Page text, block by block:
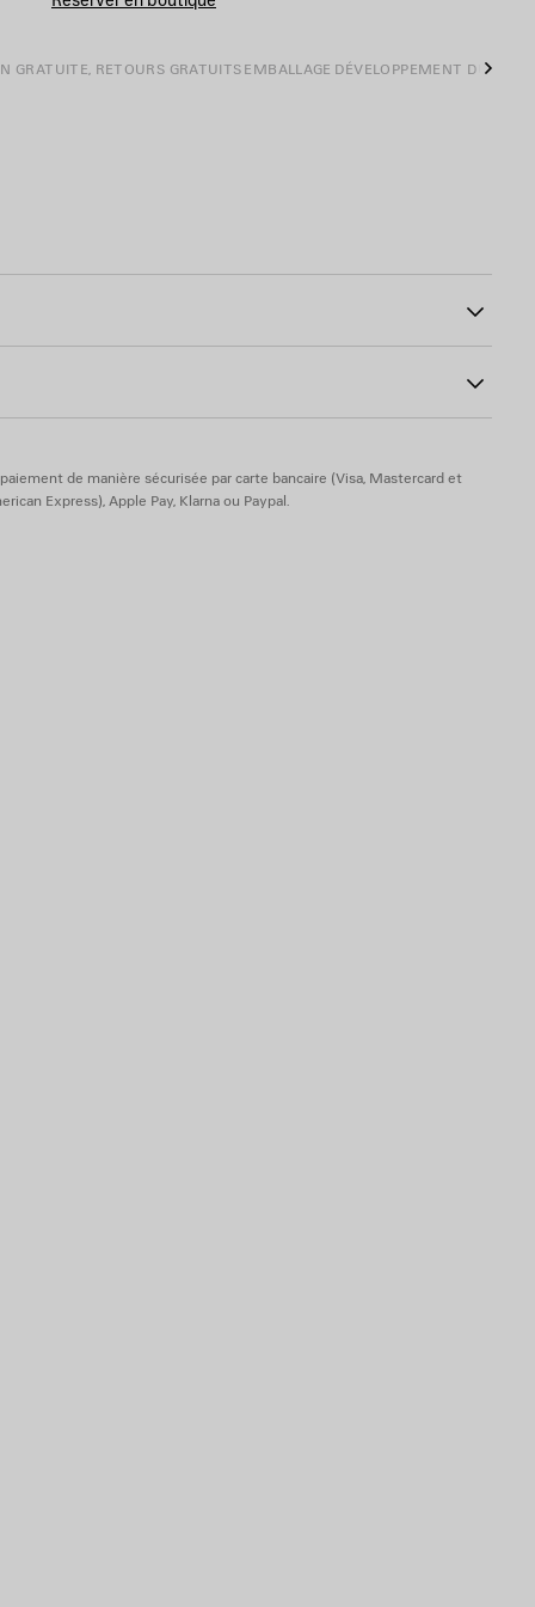
GRATUITE, RETOURS GRATUITS EMBALLAGE DÉVELOPPEMENT DURABLE
de manière sécurisée par carte bancaire (Visa, Mastercard et
Express), Apple Pay, Klarna ou Paypal.